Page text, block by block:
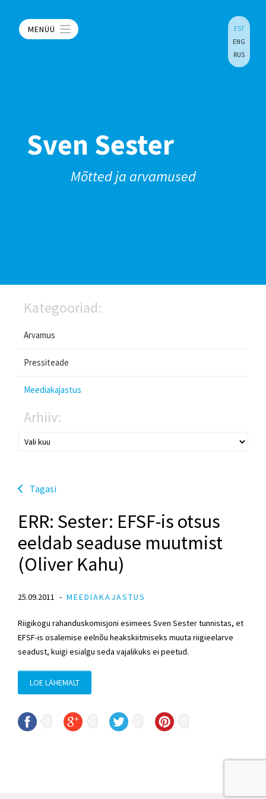
MENÜÜ
EST
ENG
RUS
Sven Sester
Mõtted ja arvamused
Kategooriad:
Arvamus
Pressiteade
Meediakajastus
Arhiiv:
Tagasi
ERR: Sester: EFSF-is otsus
eeldab seaduse muutmist
(Oliver Kahu)
25.09.2011 MEEDIAKAJASTUS
Riigikogu rahanduskomisjoni esimees Sven Sester tunnistas, et
EFSF-is osalemise eelnõu heakskiitmiseks muuta riigieelarve
seadust, kuigi esialgu seda vajalikuks ei peetud.
LOE LÄHEMALT